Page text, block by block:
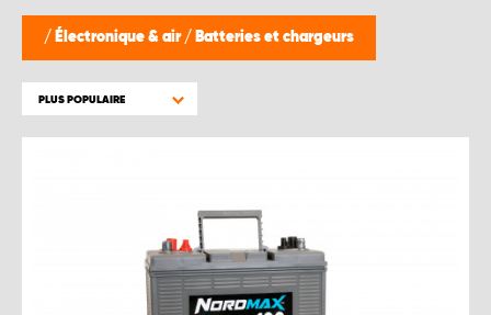
/ Électronique & air / Batteries et chargeurs
PLUS POPULAIRE